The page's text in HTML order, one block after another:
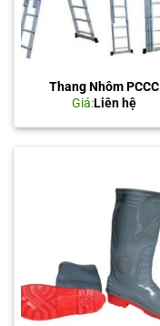
Thang Nhôm PCCC
Giá:Liên hệ